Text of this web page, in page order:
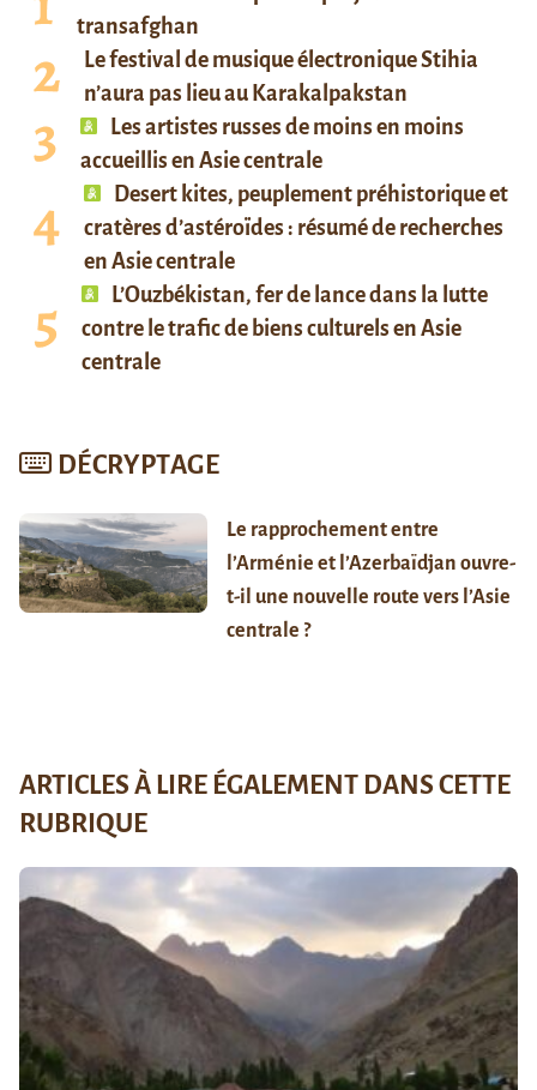
transafghan
Le festival de musique électronique Stihia
n’aura pas lieu au Karakalpakstan
Les artistes russes de moins en moins
accueillis en Asie centrale
Desert kites, peuplement préhistorique et
cratères d’astéroïdes : résumé de recherches
en Asie centrale
L’Ouzbékistan, fer de lance dans la lutte
contre le trafic de biens culturels en Asie
centrale
DÉCRYPTAGE
Le rapprochement entre
l’Arménie et l’Azerbaïdjan ouvre-
t-il une nouvelle route vers l’Asie
centrale ?
ARTICLES À LIRE ÉGALEMENT DANS CETTE
RUBRIQUE